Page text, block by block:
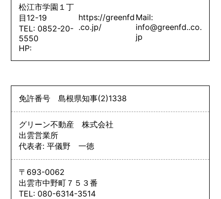
松江市学園１丁
目12-19
TEL: 0852-20-
5550
HP:
https://greenfd
.co.jp/
Mail:
info@greenfd..co.
jp
免許番号島根県知事(2)1338
グリーン不動産 株式会社
出雲営業所
代表者: 平儀野 一徳
〒693-0062
出雲市中野町７５３番
TEL: 080-6314-3514